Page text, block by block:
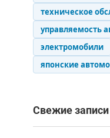
техническое
управляемость
электромобили
японские
Свежие записи